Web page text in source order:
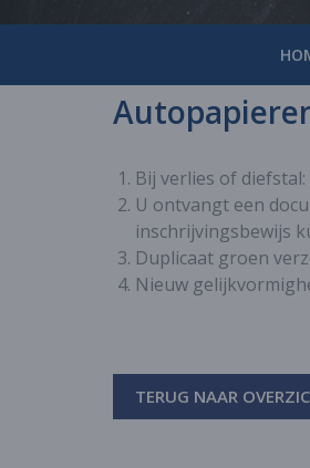
Bij verlies of
U ontvangt een
inschrijvingsbewijs
Duplicaat groen
Nieuw
TERUG NAAR